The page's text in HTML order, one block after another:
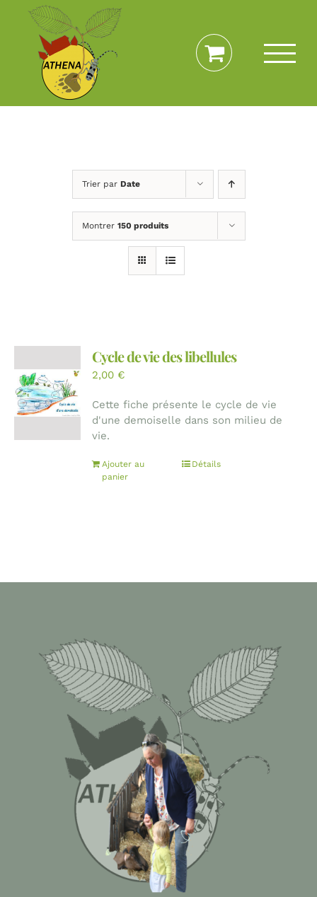
Passer
contenu
Trier par Date
Montrer 150 produits
Cycle de vie des libellules
2,00 €
Cette fiche présente le cycle de vie
d'une demoiselle dans son milieu de
vie.
Ajouter au
panier
Détails